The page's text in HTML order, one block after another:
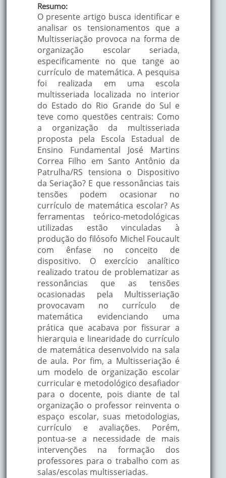
Resumo:
O presente artigo busca identificar e
analisar os tensionamentos que a
Multisseriação provoca na forma de
organização escolar seriada,
especificamente no que tange ao
currículo de matemática. A pesquisa
foi realizada em uma escola
multisseriada localizada no interior
do Estado do Rio Grande do Sul e
teve como questões centrais: Como
a organização da multisseriada
proposta pela Escola Estadual de
Ensino Fundamental José Martins
Correa Filho em Santo Antônio da
Patrulha/RS tensiona o Dispositivo
da Seriação? E que ressonâncias tais
tensões podem ocasionar no
currículo de matemática escolar? As
ferramentas teórico-metodológicas
utilizadas estão vinculadas à
produção do filósofo Michel Foucault
com ênfase no conceito de
dispositivo. O exercício analítico
realizado tratou de problematizar as
ressonâncias que as tensões
ocasionadas pela Multisseriação
provocavam no currículo de
matemática evidenciando uma
prática que acabava por fissurar a
hierarquia e linearidade do currículo
de matemática desenvolvido na sala
de aula. Por fim, a Multisseriação é
um modelo de organização escolar
curricular e metodológico desafiador
para o docente, pois diante de tal
organização o professor reinventa o
espaço escolar, suas metodologias,
currículo e avaliações. Porém,
pontua-se a necessidade de mais
intervenções na formação dos
professores para o trabalho com as
salas/escolas multisseriadas.